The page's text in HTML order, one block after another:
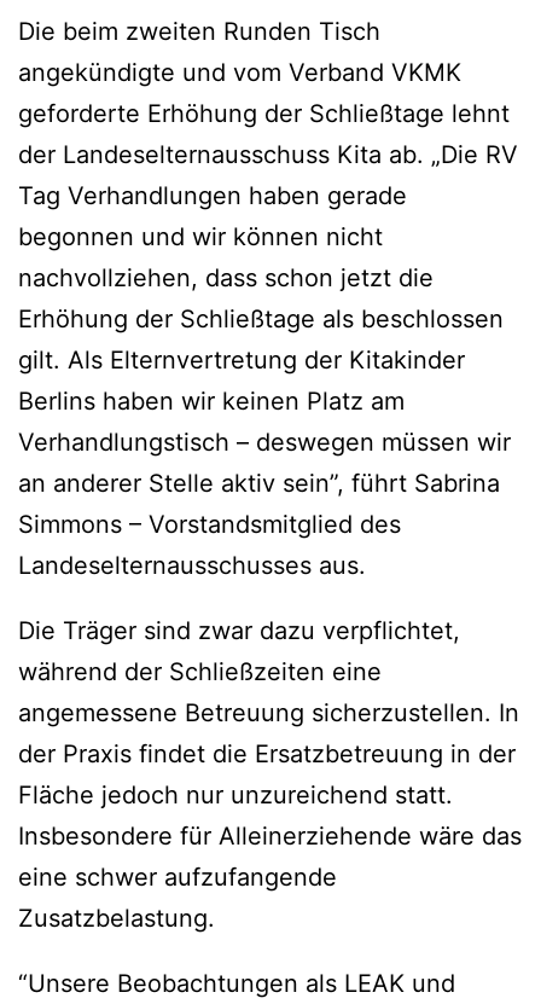
Die beim zweiten Runden Tisch
angekündigte und vom Verband VKMK
geforderte Erhöhung der Schließtage lehnt
der Landeselternausschuss Kita ab. „Die RV
Tag Verhandlungen haben gerade
begonnen und wir können nicht
nachvollziehen, dass schon jetzt die
Erhöhung der Schließtage als beschlossen
gilt. Als Elternvertretung der Kitakinder
Berlins haben wir keinen Platz am
Verhandlungstisch – deswegen müssen wir
an anderer Stelle aktiv sein”, führt Sabrina
Simmons – Vorstandsmitglied des
Landeselternausschusses aus.
Die Träger sind zwar dazu verpflichtet,
während der Schließzeiten eine
angemessene Betreuung sicherzustellen. In
der Praxis findet die Ersatzbetreuung in der
Fläche jedoch nur unzureichend statt.
Insbesondere für Alleinerziehende wäre das
eine schwer aufzufangende
Zusatzbelastung.
“Unsere Beobachtungen als LEAK und